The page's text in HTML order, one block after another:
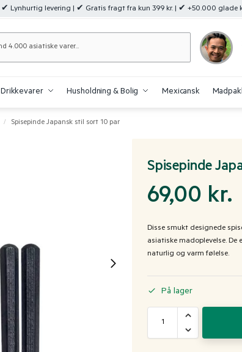
✔ Lynhurtig levering | ✔ Gratis fragt fra kun 399 kr. | ✔ +50.000 glade
Drikkevarer Husholdning & Bolig Mexicansk
/ Spisepinde Japansk stil sort 10 par
Spisepinde
69,00 kr.
Disse smukt designede
asiatiske madoplevelse.
naturlig og varm følelse.
På lager